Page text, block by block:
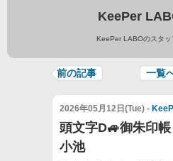
KeePer
KeePer LABOのスタッ
前の記事 一覧
2026年05月12日(Tue) -
頭文字D🚙御朱印帳
小池